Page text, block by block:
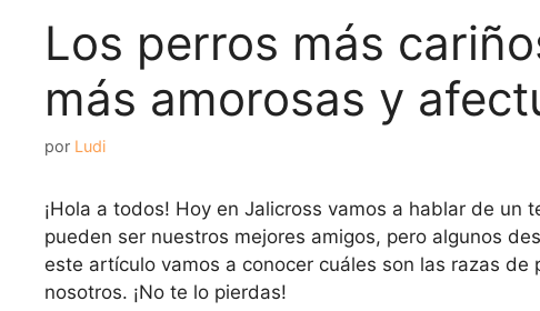
Los perros más
más amorosas y
por Ludi
¡Hola a todos! Hoy en Jalicross vamos a hablar de un
pueden ser nuestros mejores amigos, pero algunos
este artículo vamos a conocer cuáles son las razas
nosotros. ¡No te lo pierdas!